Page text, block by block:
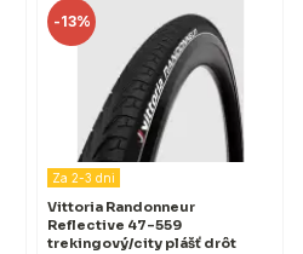
-13%
Za 2-3 dni
Vittoria Randonneur
Reflective 47-559
trekingový/city plášť drôt